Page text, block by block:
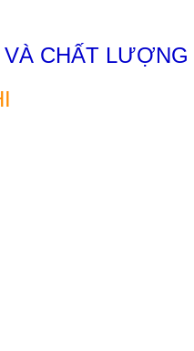
CHẤT LƯỢNG